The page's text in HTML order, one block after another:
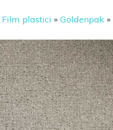
Film plastici » Goldenpak »